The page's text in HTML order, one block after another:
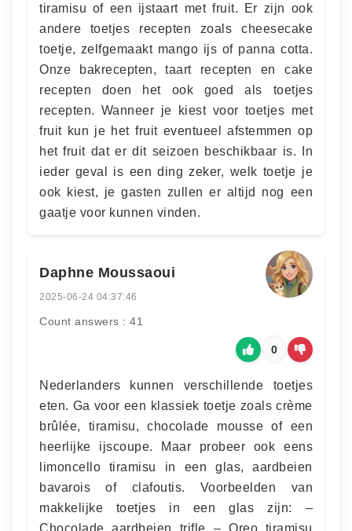
tiramisu of een ijstaart met fruit. Er zijn ook
andere toetjes recepten zoals cheesecake
toetje, zelfgemaakt mango ijs of panna cotta.
Onze bakrecepten, taart recepten en cake
recepten doen het ook goed als toetjes
recepten. Wanneer je kiest voor toetjes met
fruit kun je het fruit eventueel afstemmen op
het fruit dat er dit seizoen beschikbaar is. In
ieder geval is een ding zeker, welk toetje je
ook kiest, je gasten zullen er altijd nog een
gaatje voor kunnen vinden.
Daphne Moussaoui
2025-06-24 04:37:46
Count answers : 41
0
Nederlanders kunnen verschillende toetjes
eten. Ga voor een klassiek toetje zoals crème
brûlée, tiramisu, chocolade mousse of een
heerlijke ijscoupe. Maar probeer ook eens
limoncello tiramisu in een glas, aardbeien
bavarois of clafoutis. Voorbeelden van
makkelijke toetjes in een glas zijn: –
Chocolade aardbeien trifle – Oreo tiramisu